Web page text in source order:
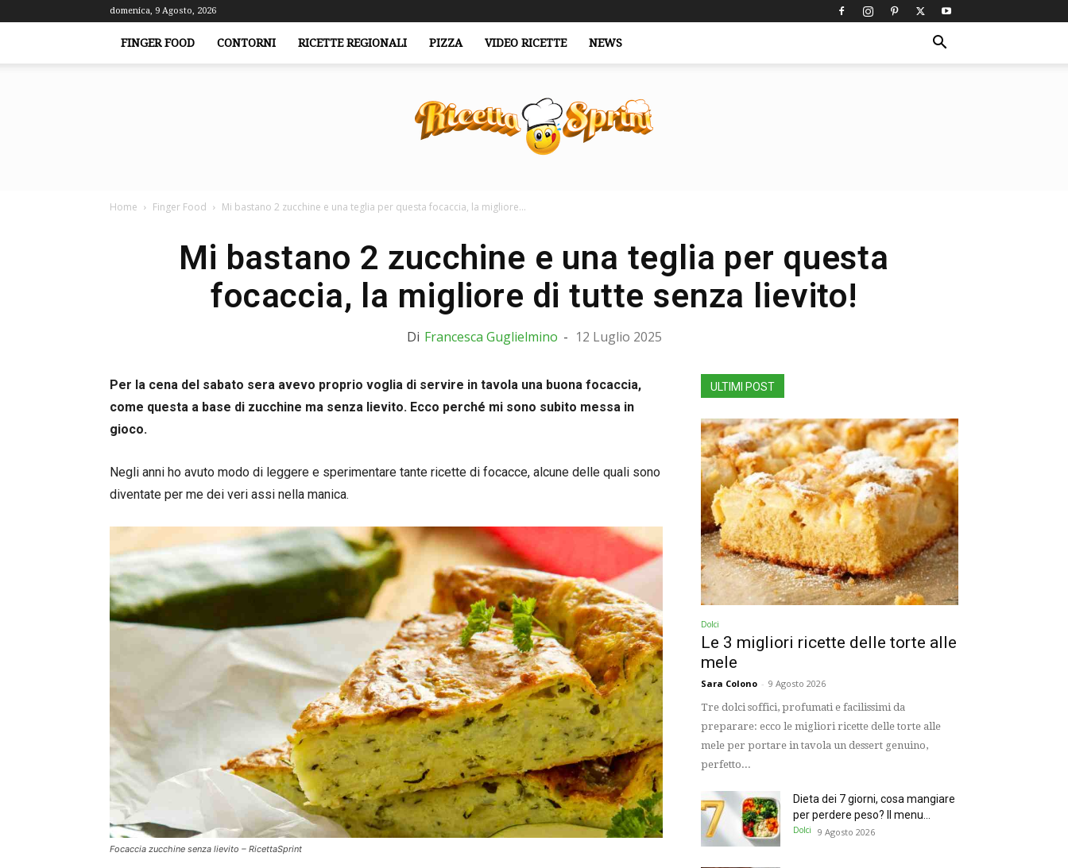
domenica, 9 Agosto, 2026
FINGER FOOD CONTORNI RICETTE REGIONALI PIZZA VIDEO RICETTE NEWS
Home Finger Food Mi bastano 2 zucchine e una teglia per questa focaccia, la migliore...
Mi bastano 2 zucchine e una teglia per questa
focaccia, la migliore di tutte senza lievito!
Di Francesca Guglielmino - 12 Luglio 2025
Per la cena del sabato sera avevo proprio voglia di servire in tavola una buona focaccia,
come questa a base di zucchine ma senza lievito. Ecco perché mi sono subito messa in
gioco.
Negli anni ho avuto modo di leggere e sperimentare tante ricette di focacce, alcune delle quali sono
diventate per me dei veri assi nella manica.
Focaccia zucchine senza lievito – RicettaSprint
ULTIMI POST
Dolci
Le 3 migliori ricette delle torte alle
mele
Sara Colono - 9 Agosto 2026
Tre dolci soffici, profumati e facilissimi da
preparare: ecco le migliori ricette delle torte alle
mele per portare in tavola un dessert genuino,
perfetto...
Dieta dei 7 giorni, cosa mangiare
per perdere peso? Il menu...
Dolci 9 Agosto 2026